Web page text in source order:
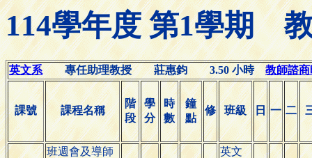
114學年度 第1學期
英文系專任助理教授 莊惠鈞 3.50 小時 教師諮商
課號 課程名稱
階
段
學
分
時
數
鐘
點
修 班級 日 一 二
班週會及導師
英文